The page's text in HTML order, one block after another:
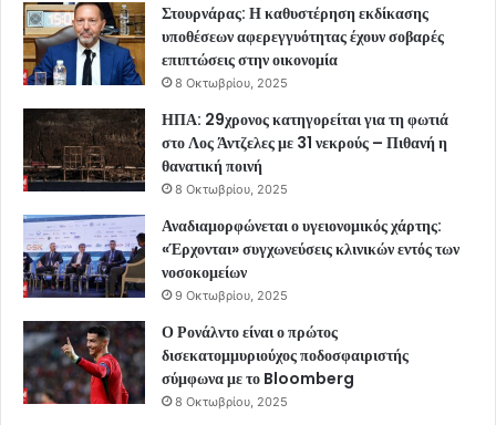
Στουρνάρας: Η καθυστέρηση εκδίκασης
υποθέσεων αφερεγγυότητας έχουν σοβαρές
επιπτώσεις στην οικονομία
8 Οκτωβρίου, 2025
ΗΠΑ: 29χρονος κατηγορείται για τη φωτιά
στο Λος Άντζελες με 31 νεκρούς – Πιθανή η
θανατική ποινή
8 Οκτωβρίου, 2025
Αναδιαμορφώνεται ο υγειονομικός χάρτης:
«Έρχονται» συγχωνεύσεις κλινικών εντός των
νοσοκομείων
9 Οκτωβρίου, 2025
Ο Ρονάλντο είναι ο πρώτος
δισεκατομμυριούχος ποδοσφαιριστής
σύμφωνα με το Bloomberg
8 Οκτωβρίου, 2025